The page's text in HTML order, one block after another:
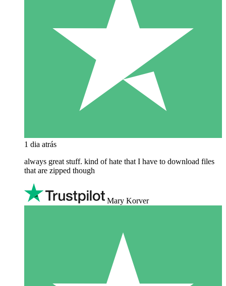
1 dia atrás
always great stuff. kind of hate that I have to download files
that are zipped though
Mary Korver